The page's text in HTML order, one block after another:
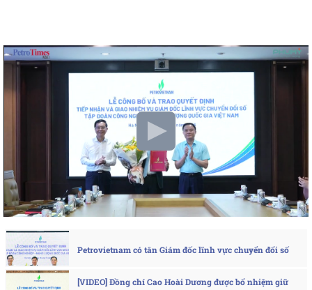
Petrovietnam có tân Giám đốc lĩnh vực chuyển đổi số
[VIDEO] Đồng chí Cao Hoài Dương được bổ nhiệm giữ